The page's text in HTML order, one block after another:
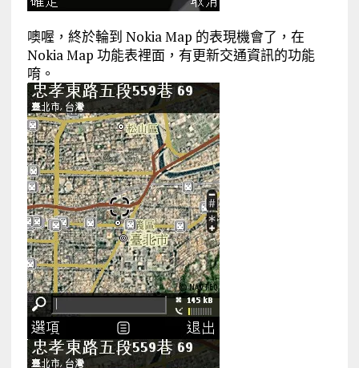
噢喔，終於輪到 Nokia Map 的表現機會了，在
Nokia Map 功能表裡面，有更新交通資訊的功能
唷。